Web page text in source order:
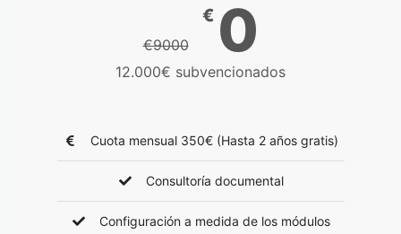
€9000
€ 0
12.000€ subvencionados
Cuota mensual 350€ (Hasta 2 años gratis)
Consultoría documental
Configuración a medida de los módulos